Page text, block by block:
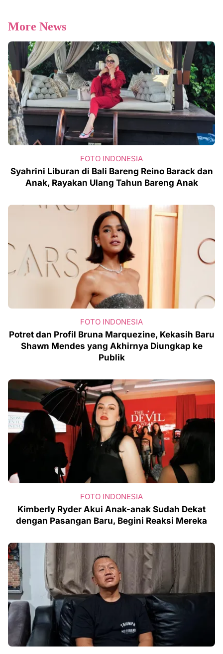
More News
FOTO INDONESIA
Syahrini Liburan di Bali Bareng Reino Barack dan
Anak, Rayakan Ulang Tahun Bareng Anak
FOTO INDONESIA
Potret dan Profil Bruna Marquezine, Kekasih Baru
Shawn Mendes yang Akhirnya Diungkap ke
Publik
FOTO INDONESIA
Kimberly Ryder Akui Anak-anak Sudah Dekat
dengan Pasangan Baru, Begini Reaksi Mereka